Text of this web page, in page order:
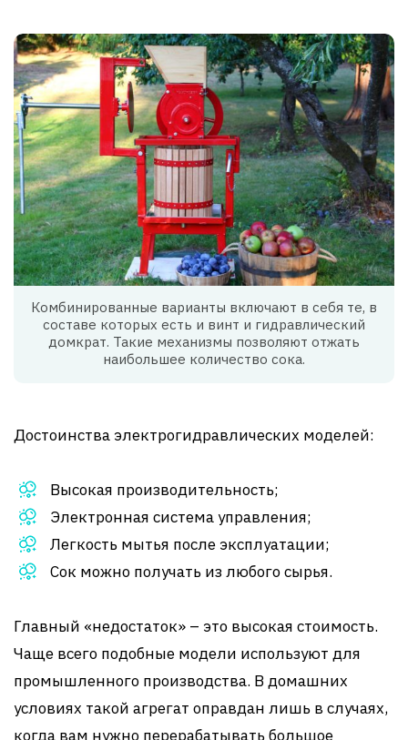
Комбинированные варианты включают в себя те, в
составе которых есть и винт и гидравлический
домкрат. Такие механизмы позволяют отжать
наибольшее количество сока.
Достоинства электрогидравлических моделей:
Высокая производительность;
Электронная система управления;
Легкость мытья после эксплуатации;
Сок можно получать из любого сырья.
Главный «недостаток» – это высокая стоимость.
Чаще всего подобные модели используют для
промышленного производства. В домашних
условиях такой агрегат оправдан лишь в случаях,
когда вам нужно перерабатывать большое